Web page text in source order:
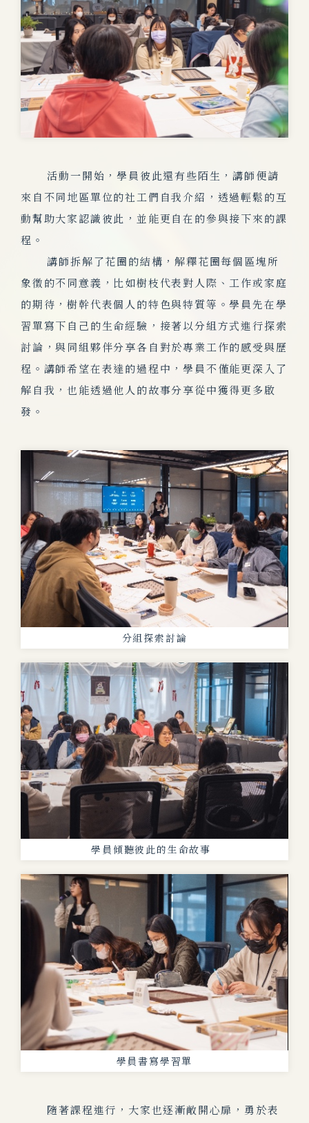
活動一開始，學員彼此還有些陌生，講師便請
來自不同地區單位的社工們自我介紹，透過輕鬆的互
動幫助大家認識彼此，並能更自在的參與接下來的課
程。
講師拆解了花圈的結構，解釋花圈每個區塊所
象徵的不同意義，比如樹枝代表對人際、工作或家庭
的期待，樹幹代表個人的特色與特質等。學員先在學
習單寫下自己的生命經驗，接著以分組方式進行探索
討論，與同組夥伴分享各自對於專業工作的感受與歷
程。講師希望在表達的過程中，學員不僅能更深入了
解自我，也能透過他人的故事分享從中獲得更多啟
發。
分組探索討論
學員傾聽彼此的生命故事
學員書寫學習單
隨著課程進行，大家也逐漸敞開心扉，勇於表